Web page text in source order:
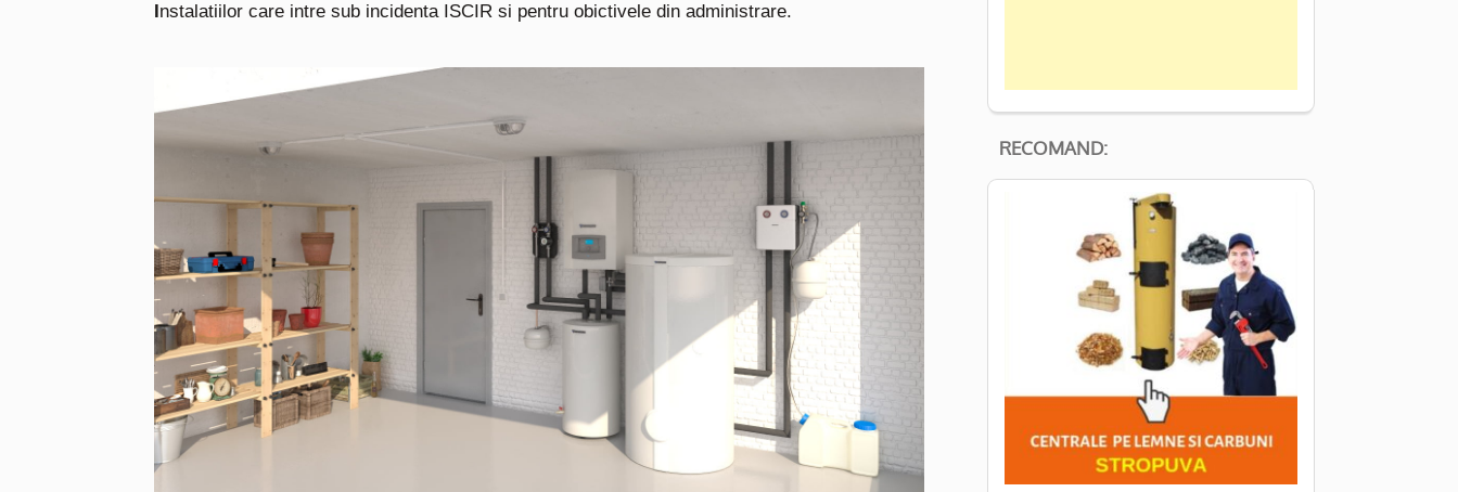
nstalatiilor care intre sub incidenta ISCIR si pentru obictivele din administrare.
RECOMAND: